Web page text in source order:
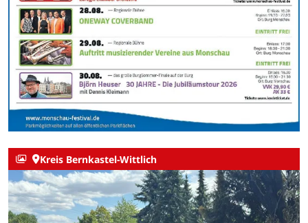
Kreis Bernkastel-Wittlich